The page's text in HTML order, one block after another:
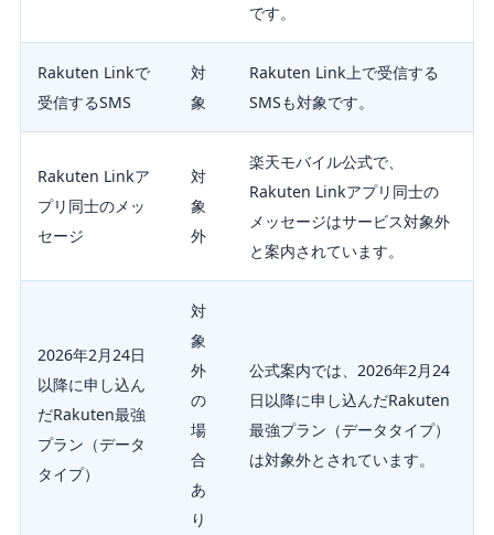
です。
Rakuten Linkで
受信するSMS
対
象
Rakuten Link上で受信する
SMSも対象です。
Rakuten Linkア
プリ同士のメッ
セージ
対
象
外
楽天モバイル公式で、
Rakuten Linkアプリ同士の
メッセージはサービス対象外
と案内されています。
2026年2月24日
以降に申し込ん
だRakuten最強
プラン（データ
タイプ）
対
象
外
の
場
合
あ
り
公式案内では、2026年2月24
日以降に申し込んだRakuten
最強プラン（データタイプ）
は対象外とされています。